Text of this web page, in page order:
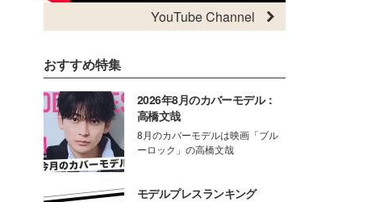
YouTube Channel
おすすめ特集
2026年8月のカバーモデル：
高橋文哉
8月のカバーモデルは映画「ブル
ーロック」の高橋文哉
モデルプレスランキング